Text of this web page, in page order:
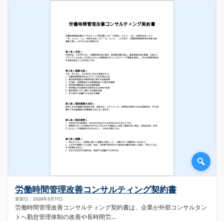
労働時間管理改善コンサルティング契約書
更新日：2026年5月11日
労働時間管理改善コンサルティング契約書は、企業が外部コンサルタン
トへ勤怠管理体制の改善や長時間労...